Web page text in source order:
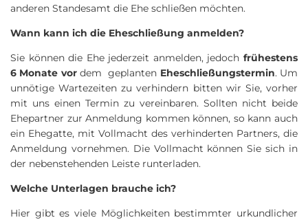
anderen Standesamt die Ehe schließen möchten.
Wann kann ich die Eheschließung anmelden?
Sie können die Ehe jederzeit anmelden, jedoch frühestens
6 Monate vordem geplanten Eheschließungstermin. Um
unnötige Wartezeiten zu verhindern bitten wir Sie, vorher
mit uns einen Termin zu vereinbaren. Sollten nicht beide
Ehepartner zur Anmeldung kommen können, so kann auch
ein Ehegatte, mit Vollmacht des verhinderten Partners, die
Anmeldung vornehmen. Die Vollmacht können Sie sich in
der nebenstehenden Leiste runterladen.
Welche Unterlagen brauche ich?
Hier gibt es viele Möglichkeiten bestimmter urkundlicher